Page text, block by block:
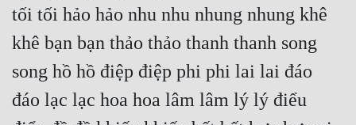
Tiên Hiệp
Tiểu Thuyết
Trinh Thám
Triều Đấu
tối tối hảo hảo nhu nhu nhung nhung khê
khê bạn bạn thảo thảo thanh thanh song
song hồ hồ điệp điệp phi phi lai lai đáo
đáo lạc lạc hoa hoa lâm lâm lý lý điểu